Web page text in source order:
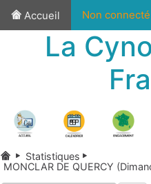
Accueil Non connecté
La
Statistiques
MONCLAR DE QUERCY